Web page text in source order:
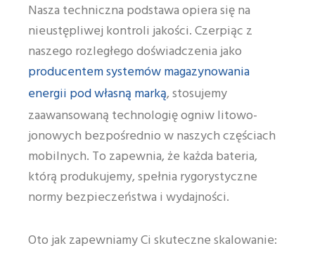
Nasza techniczna podstawa opiera się na
nieustępliwej kontroli jakości. Czerpiąc z
naszego rozległego doświadczenia jako
producentem systemów magazynowania
energii pod własną marką, stosujemy
zaawansowaną technologię ogniw litowo-
jonowych bezpośrednio w naszych częściach
mobilnych. To zapewnia, że każda bateria,
którą produkujemy, spełnia rygorystyczne
normy bezpieczeństwa i wydajności.
Oto jak zapewniamy Ci skuteczne skalowanie: